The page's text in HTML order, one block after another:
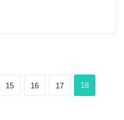
15 16 17 18